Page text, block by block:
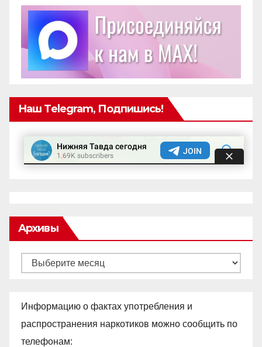
Наш Telegram, Подпишись!
Архивы
Архивы
Информацию о фактах употребления и
распространения наркотиков можно сообщить по
телефонам: